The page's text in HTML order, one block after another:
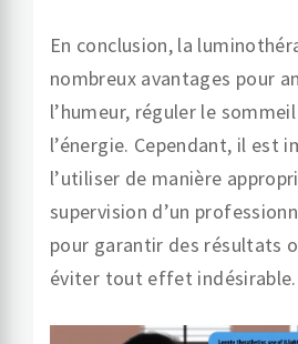
En conclusion, la
nombreux avantages pour
l’humeur, réguler le
l’énergie. Cependant, il est
l’utiliser de manière
supervision d’un
pour garantir des résultats
éviter tout effet indésirable.